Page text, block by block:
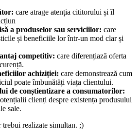
care atrage atenția cititorului și îl
a produselor sau serviciilor: care
și beneficiile lor într-un mod clar și
competitiv: care diferențiază oferta
achiziției: care demonstrează cum
poate îmbunătăți viața clientului.
de conștientizare a consumatorilor:
clienți despre existența produsului
sale.
trebui realizate simultan. ;)